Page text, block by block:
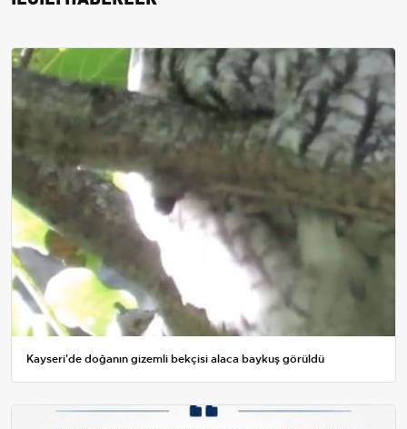
Kayseri'de doğanın gizemli bekçisi alaca baykuş görüldü